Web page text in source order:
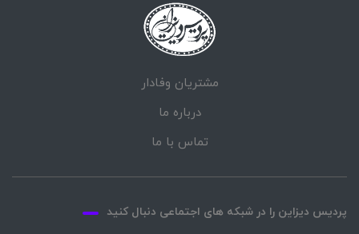
مشتریان وفادار
درباره ما
تماس با ما
پردیس دیزاین را در شبکه های اجتماعی دنبال کنید